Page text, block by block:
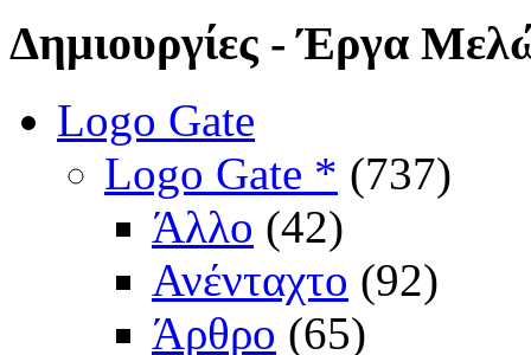
Δημιουργίες - Έργα
Logo Gate
Logo Gate * (737)
Άλλο (42)
Ανένταχτο (92)
Άρθρο (65)